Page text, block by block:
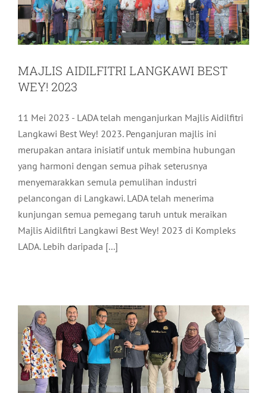
MAJLIS AIDILFITRI LANGKAWI BEST
WEY! 2023
11 Mei 2023 - LADA telah menganjurkan Majlis Aidilfitri
Langkawi Best Wey! 2023. Penganjuran majlis ini
merupakan antara inisiatif untuk membina hubungan
yang harmoni dengan semua pihak seterusnya
menyemarakkan semula pemulihan industri
pelancongan di Langkawi. LADA telah menerima
kunjungan semua pemegang taruh untuk meraikan
Majlis Aidilfitri Langkawi Best Wey! 2023 di Kompleks
LADA. Lebih daripada [...]
LAWATAN KE LOKASI KETIBAAN &